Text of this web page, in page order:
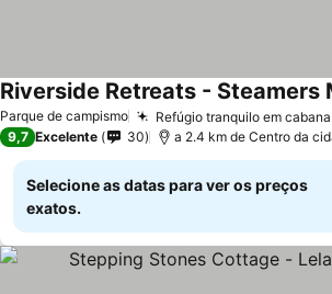
Parque de campismo Refúgio tranquilo em
Riverside Retreats - Steamers
9,7 Excelente 30 a 2.4 km de Centro da
Selecione as datas para ver os preços
exatos.